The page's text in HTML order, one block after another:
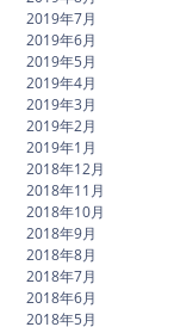
2019年7月
2019年6月
2019年5月
2019年4月
2019年3月
2019年2月
2019年1月
2018年12月
2018年11月
2018年10月
2018年9月
2018年8月
2018年7月
2018年6月
2018年5月